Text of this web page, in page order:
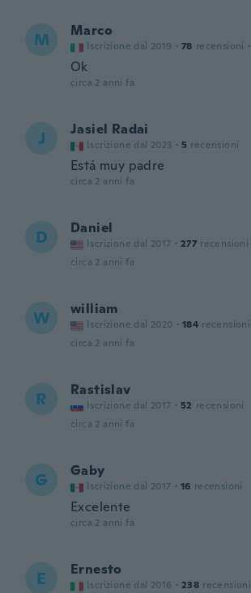
M Marco
Iscrizione dal 2019 · 78 recensioni ·
Ok
circa 2 anni fa
J Jasiel Radai
Iscrizione dal 2023 · 5 recensioni
Está muy padre
circa 2 anni fa
D Daniel
Iscrizione dal 2017 · 277 recensioni
circa 2 anni fa
W william
Iscrizione dal 2020 · 184 recensioni
circa 2 anni fa
R Rastislav
Iscrizione dal 2017 · 52 recensioni
circa 2 anni fa
G Gaby
Iscrizione dal 2017 · 16 recensioni
Excelente
circa 2 anni fa
E Ernesto
Iscrizione dal 2016 · 238 recensioni